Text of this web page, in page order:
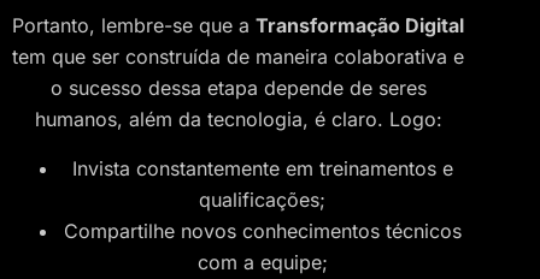
Portanto, lembre-se que a Transformação Digital
tem que ser construída de maneira colaborativa e
o sucesso dessa etapa depende de seres
humanos, além da tecnologia, é claro. Logo:
Invista constantemente em treinamentos e
qualificações;
Compartilhe novos conhecimentos técnicos
com a equipe;